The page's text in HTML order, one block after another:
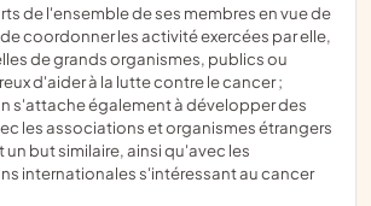
coordonner les activité exercées par elle,
de grands organismes, publics ou
d'aider à la lutte contre le cancer ;
s'attache également à développer des
les associations et organismes étrangers
un but similaire, ainsi qu'avec les
internationales s'intéressant au cancer